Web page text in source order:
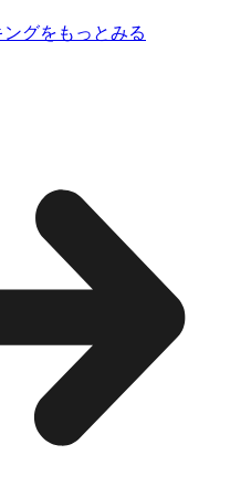
ングをもっとみる